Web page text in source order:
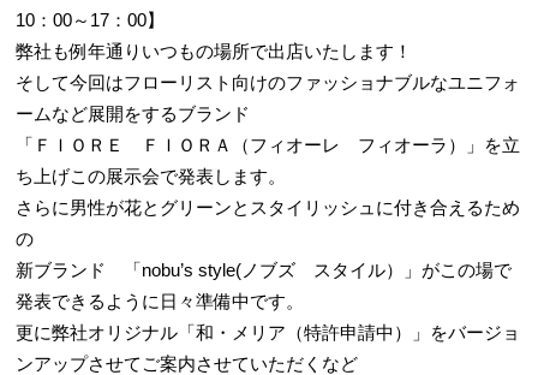
10：00～17：00】
弊社も例年通りいつもの場所で出店いたします！
そして今回はフローリスト向けのファッショナブルなユニフォ
ームなど展開をするブランド
「ＦＩＯＲＥ ＦＩＯＲＡ（フィオーレ フィオーラ）」を立
ち上げこの展示会で発表します。
さらに男性が花とグリーンとスタイリッシュに付き合えるため
の
新ブランド 「nobu’s style(ノブズ スタイル）」がこの場で
発表できるように日々準備中です。
更に弊社オリジナル「和・メリア（特許申請中）」をバージョ
ンアップさせてご案内させていただくなど